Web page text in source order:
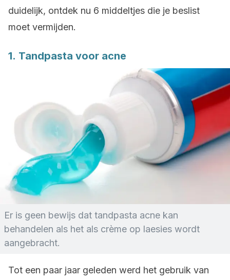
duidelijk, ontdek nu 6 middeltjes die je beslist
moet vermijden.
1. Tandpasta voor acne
Er is geen bewijs dat tandpasta acne kan
behandelen als het als crème op laesies wordt
aangebracht.
Tot een paar jaar geleden werd het gebruik van